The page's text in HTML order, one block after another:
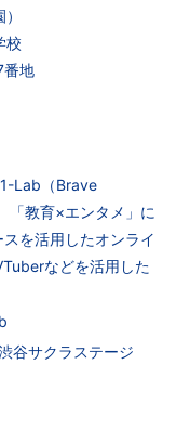
校
番地
Lab（Brave
「教育×エンタメ」に
を活用したオンライ
などを活用した
サクラステージ